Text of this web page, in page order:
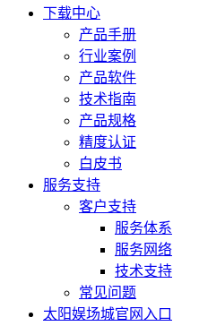
下载中心
产品手册
行业案例
产品软件
技术指南
产品规格
精度认证
白皮书
服务支持
客户支持
服务体系
服务网络
技术支持
常见问题
太阳娱场城官网入口